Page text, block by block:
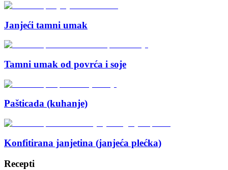
Janjeći tamni umak
Tamni umak od povrća i soje
Pašticada (kuhanje)
Konfitirana janjetina (janjeća plećka)
Recepti